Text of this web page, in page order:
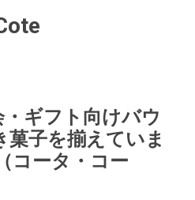
ギフト向けバウ
菓子を揃えていま
コータ・コー